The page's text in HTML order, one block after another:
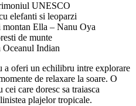
UNESCO
elefanti si leoparzi
Ella – Nanu Oya
de munte
Oceanul Indian
a oferi un echilibru intre explorare
de relaxare la soare. O
care doresc sa traiasca
plajelor tropicale.